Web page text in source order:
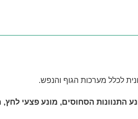
לכלל מערכות הגוף והנפש.
התנוונות הסחוסים, מונע פצעי